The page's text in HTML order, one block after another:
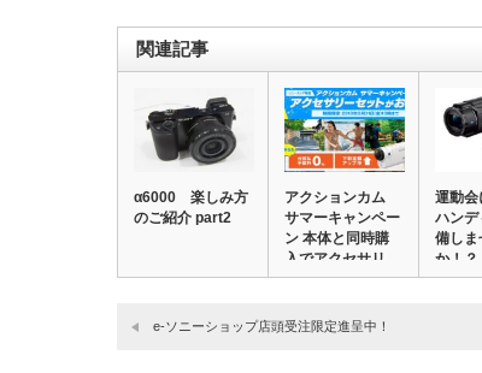
関連記事
α6000 楽しみ方
のご紹介 part2
アクションカム
サマーキャンペー
ン 本体と同時購
入でアクセサリ
ー…
運動
ハンデ
備しま
か！？
e-ソニーショップ店頭受注限定進呈中！